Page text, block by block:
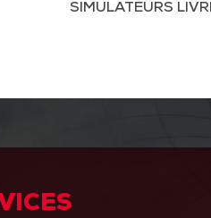
SIMULATEURS